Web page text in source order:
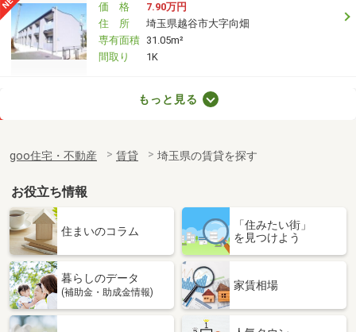
価 格
7.90万円
住 所
埼玉県越谷市大字向畑
専有面積 31.05m²
間取り
1K
埼玉県さいたま市見沼区丸ヶ崎町
専有面積
32.43m²
埼玉県羽生市大字中岩瀬
6.10万円
埼玉県羽生市大字中岩瀬
専有面積
35.79m²
間取り
1LDK
もっと見る
goo住宅・不動産 賃貸 埼玉県の賃貸を探す
お役立ち情報
住まいのコラム
「住みたい街」
を見つけよう
暮らしのデータ
(補助金・助成金情報)
家賃相場